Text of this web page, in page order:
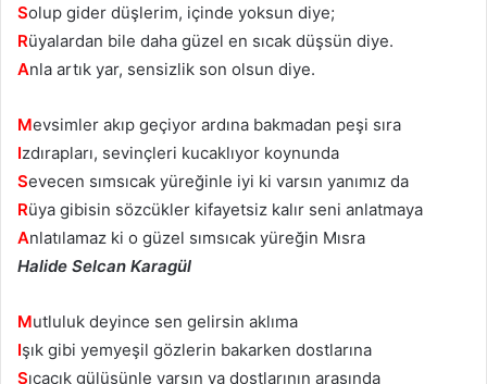
Solup gider düşlerim, içinde yoksun diye;
Rüyalardan bile daha güzel en sıcak düşsün diye.
Anla artık yar, sensizlik son olsun diye.
Mevsimler akıp geçiyor ardına bakmadan peşi sıra
Izdırapları, sevinçleri kucaklıyor koynunda
Sevecen sımsıcak yüreğinle iyi ki varsın yanımız da
Rüya gibisin sözcükler kifayetsiz kalır seni anlatmaya
Anlatılamaz ki o güzel sımsıcak yüreğin Mısra
Halide Selcan Karagül
Mutluluk deyince sen gelirsin aklıma
Işık gibi yemyeşil gözlerin bakarken dostlarına
Sıcacık gülüşünle varsın ya dostlarının arasında